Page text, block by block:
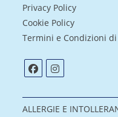
Privacy Policy
Cookie Policy
Termini e Condizioni
ALLERGIE E